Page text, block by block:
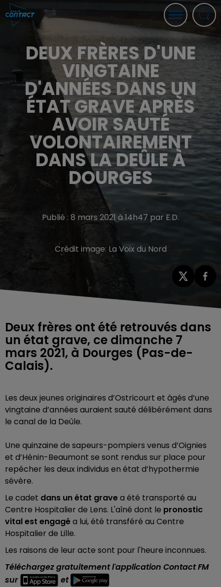
DEUX FRÈRES D'UNE
VINGTAINE
D'ANNÉES DANS UN
ÉTAT GRAVE APRÈS
AVOIR SAUTÉ
VOLONTAIREMENT
DANS LA DEÛLE À
DOURGES
Publié : 8 mars 2021 à 14h47 par E.D.
Crédit image: La Voix du Nord
Deux frères ont été retrouvés dans
un état grave, ce dimanche 7
mars 2021, à Dourges (Pas-de-
Calais).
Les deux jeunes originaires d’Ostricourt et âgés d’une
vingtaine d’années auraient sauté délibérément dans
le canal de la Deûle.
Une quinzaine de sapeurs-pompiers venus d’Oignies
et d’Hénin-Beaumont se sont rendus sur place pour
repêcher les deux individus en état d’hypothermie
sévère.
Le cadet dans un état gravea été transporté au
Centre Hospitalier de Lens. L'aîné dont le pronostic
vital est engagéa lui, été transféré au Centre
Hospitalier de Lille.
Les raisons de leur acte sont pour l'heure inconnues.
Téléchargez gratuitement l'application Contact FM
sur
et